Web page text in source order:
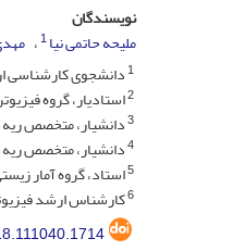
نویسندگان
ملیحه حاتمی نیا1
1دانشجوی کارشناسی
2استادیار، گروه
3دانشیار، متخصص ریه
4دانشیار، متخصص ریه
5استاد، گروه آمار
6کارشناس ارشد